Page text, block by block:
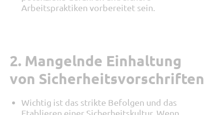
Arbeitspraktiken vorbereitet sein.
2. Mangelnde Einhaltung
von Sicherheitsvorschriften
Wichtig ist das strikte Befolgen und das
Etablieren einer Sicherheitskultur. Wenn